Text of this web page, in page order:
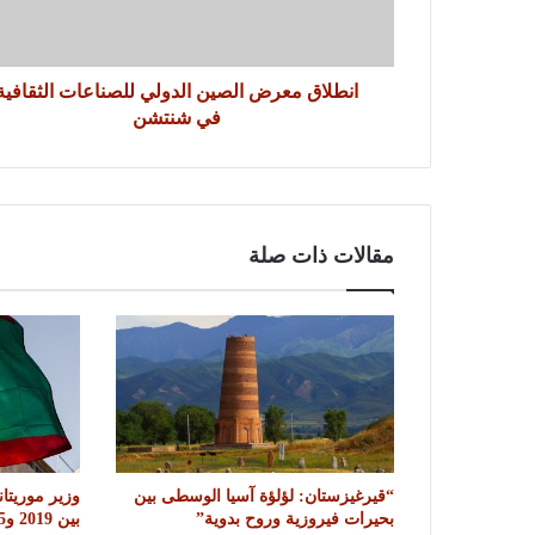
انطلاق معرض الصين الدولي للصناعات
في شنتشن
مقالات ذات صلة
“قيرغيزستان: لؤلؤة آسيا الوسطى بين
بحيرات فيروزية وروح بدوية”
بين 2019 و2025